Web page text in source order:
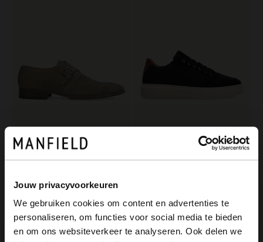
Jouw privacyvoorkeuren
We gebruiken cookies om content en advertenties te
personaliseren, om functies voor social media te bieden
en om ons websiteverkeer te analyseren. Ook delen we
Manfield
Taupefarbene Schnallenschuhe aus Veloursleder Marineblaue Nubuk-Sneaker
×